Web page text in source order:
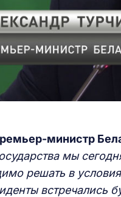
министр
мы
решать в
встречались